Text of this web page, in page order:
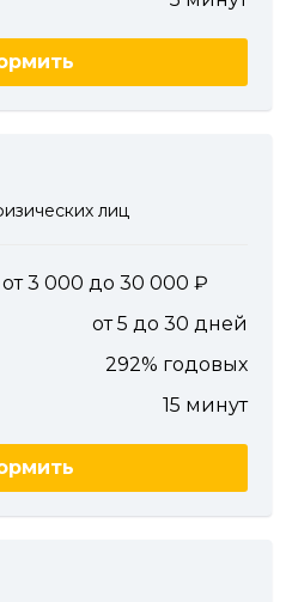
лиц
от 3 000 до 30 000
от 5 до 30 дней
292% годовых
15 минут